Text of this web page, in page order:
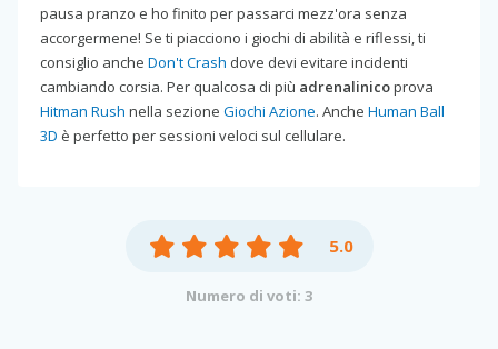
pausa pranzo e ho finito per passarci mezz'ora senza
accorgermene! Se ti piacciono i giochi di abilità e riflessi, ti
consiglio anche Don't Crash dove devi evitare incidenti
cambiando corsia. Per qualcosa di più adrenalinicoprova
Hitman Rush nella sezione Giochi Azione. Anche Human Ball
3D è perfetto per sessioni veloci sul cellulare.
5.0
Numero di voti: 3